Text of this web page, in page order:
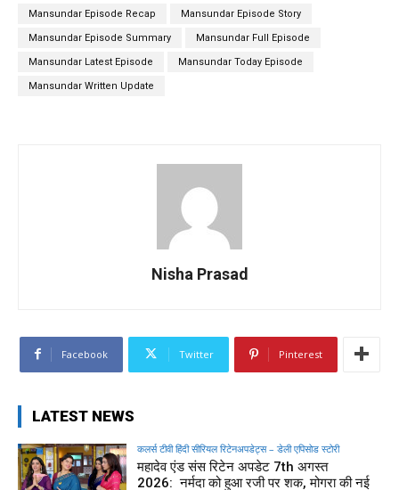
Mansundar Episode Recap Mansundar Episode Story
Mansundar Episode Summary Mansundar Full Episode
Mansundar Latest Episode Mansundar Today Episode
Mansundar Written Update
Nisha Prasad
Facebook Twitter Pinterest
LATEST NEWS
कलर्स टीवी हिंदी सीरियल रिटेनअपडेट्स – डेली एपिसोड स्टोरी
महादेव एंड संस रिटेन अपडेट 7th अगस्त
2026: नर्मदा को हुआ रजी पर शक, मोगरा की नई